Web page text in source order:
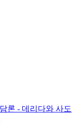
론 - 데리다와 사도